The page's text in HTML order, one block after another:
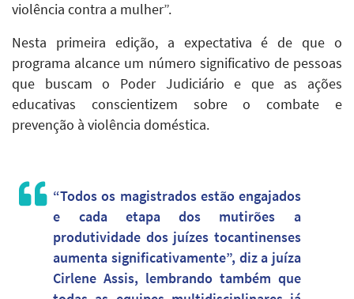
violência contra a mulher”.
Nesta primeira edição, a expectativa é de que o
programa alcance um número significativo de pessoas
que buscam o Poder Judiciário e que as ações
educativas conscientizem sobre o combate e
prevenção à violência doméstica.
“Todos os magistrados estão engajados
e cada etapa dos mutirões a
produtividade dos juízes tocantinenses
aumenta significativamente”, diz a juíza
Cirlene Assis, lembrando também que